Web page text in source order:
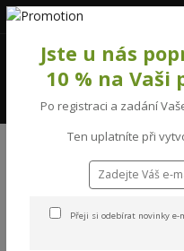
777231992
MÝDLA Přírodní
Přírodní
levandule s
Jste u nás
10 % na
Po registraci a zadání
Ten uplatníte při
Přeji si odebírat novinky e-